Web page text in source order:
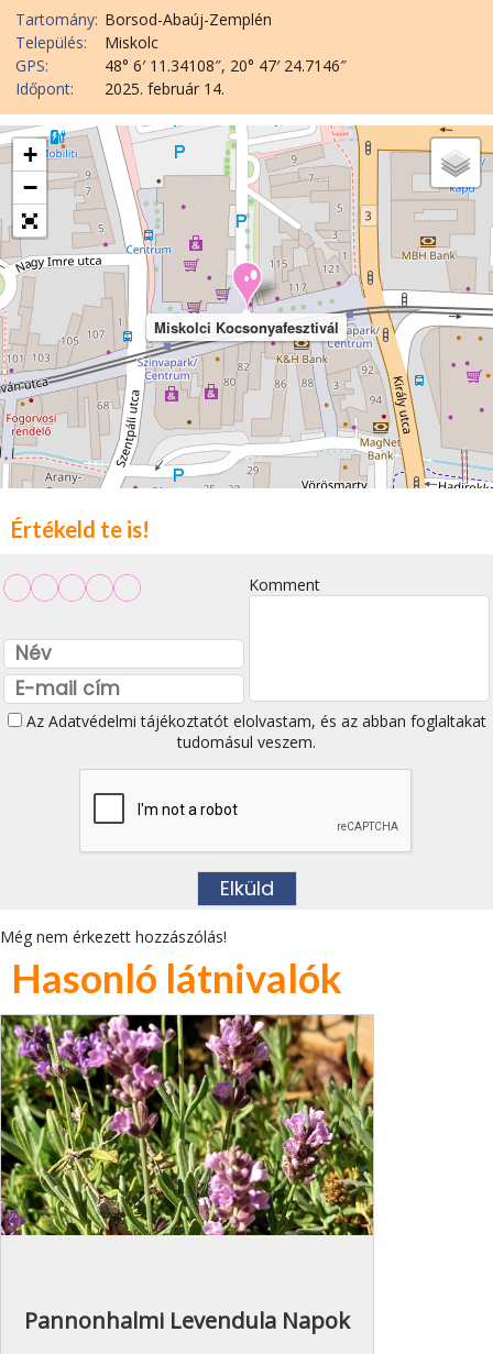
Tartomány: Borsod-Abaúj-Zemplén
Település:
Miskolc
GPS:
48° 6′ 11.34108″, 20° 47′ 24.7146″
Időpont:
2025. február 14.
Miskolci Kocsonyafesztivál
+
−
Értékeld te is!
Komment
Az Adatvédelmi tájékoztatótelolvastam, és az abban foglaltakat
tudomásul veszem.
Még nem érkezett hozzászólás!
Hasonló látnivalók
Pannonhalmi Levendula Napok